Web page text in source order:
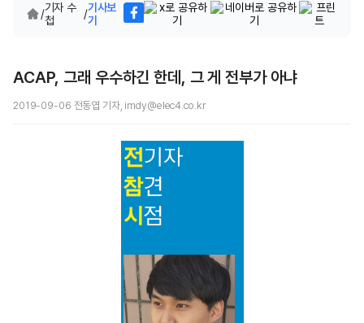
/기자 수
첩
/기사보
기
ACAP, 그래 우수하긴 한데, 그 게 전부가 아냐
2019-09-06 전동엽 기자, imdy@elec4.co.kr